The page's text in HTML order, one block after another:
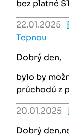
bez platné
22.01.2025
Tepnou
Dobrý den,
bylo by
průchodů z
20.01.2025
Dobrý